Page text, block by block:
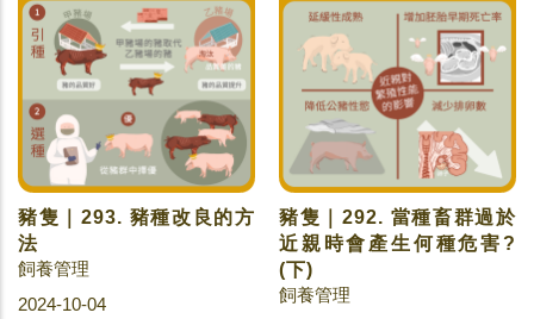
豬隻｜293. 豬種改良的方
法
飼養管理
2024-10-04
豬隻｜292. 當種畜群過於
近親時會產生何種危害?
(下)
飼養管理